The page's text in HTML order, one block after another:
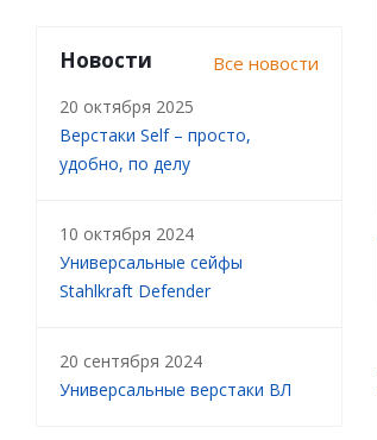
Новости Все новости
20 октября 2025
Верстаки Self – просто,
удобно, по делу
10 октября 2024
Универсальные сейфы
Stahlkraft Defender
20 сентября 2024
Универсальные верстаки ВЛ